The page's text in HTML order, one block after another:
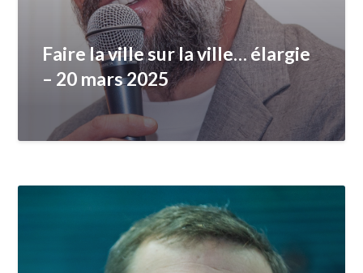
Faire la ville sur la ville… élargie
– 20 mars 2025